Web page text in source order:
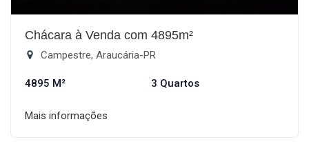
Chácara à Venda com 4895m²
Campestre, Araucária-PR
4895 M² 3 Quartos
Mais informações